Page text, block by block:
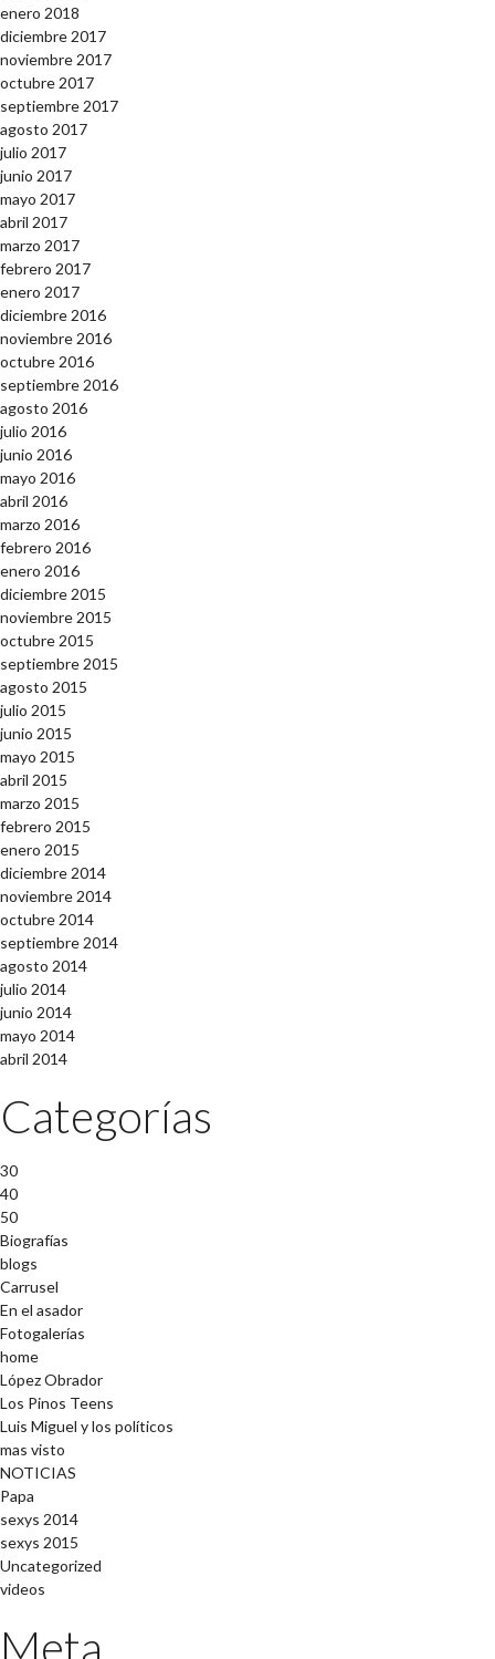
enero 2018
diciembre 2017
noviembre 2017
octubre 2017
septiembre 2017
agosto 2017
julio 2017
junio 2017
mayo 2017
abril 2017
marzo 2017
febrero 2017
enero 2017
diciembre 2016
noviembre 2016
octubre 2016
septiembre 2016
agosto 2016
julio 2016
junio 2016
mayo 2016
abril 2016
marzo 2016
febrero 2016
enero 2016
diciembre 2015
noviembre 2015
octubre 2015
septiembre 2015
agosto 2015
julio 2015
junio 2015
mayo 2015
abril 2015
marzo 2015
febrero 2015
enero 2015
diciembre 2014
noviembre 2014
octubre 2014
septiembre 2014
agosto 2014
julio 2014
junio 2014
mayo 2014
abril 2014
Categorías
30
40
50
Biografías
blogs
Carrusel
En el asador
Fotogalerías
home
López Obrador
Los Pinos Teens
Luis Miguel y los políticos
mas visto
NOTICIAS
Papa
sexys 2014
sexys 2015
Uncategorized
videos
Meta